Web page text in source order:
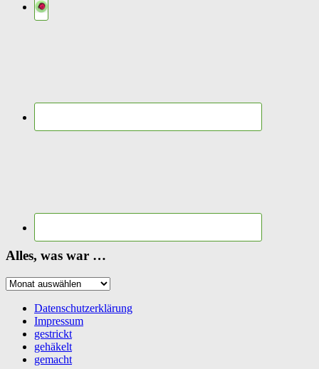
Alles, was war …
Alles,
Datenschutzerklärung
Impressum
gestrickt
gehäkelt
gemacht